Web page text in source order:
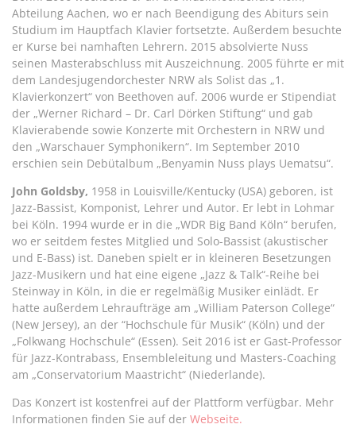
Abteilung Aachen, wo er nach Beendigung des Abiturs sein
Studium im Hauptfach Klavier fortsetzte. Außerdem besuchte
er Kurse bei namhaften Lehrern. 2015 absolvierte Nuss
seinen Masterabschluss mit Auszeichnung. 2005 führte er mit
dem Landesjugendorchester NRW als Solist das „1.
Klavierkonzert“ von Beethoven auf. 2006 wurde er Stipendiat
der „Werner Richard – Dr. Carl Dörken Stiftung“ und gab
Klavierabende sowie Konzerte mit Orchestern in NRW und
den „Warschauer Symphonikern“. Im September 2010
erschien sein Debütalbum „Benyamin Nuss plays Uematsu“.
John Goldsby, 1958 in Louisville/Kentucky (USA) geboren, ist
Jazz-Bassist, Komponist, Lehrer und Autor. Er lebt in Lohmar
bei Köln. 1994 wurde er in die „WDR Big Band Köln“ berufen,
wo er seitdem festes Mitglied und Solo-Bassist (akustischer
und E-Bass) ist. Daneben spielt er in kleineren Besetzungen
Jazz-Musikern und hat eine eigene „Jazz & Talk“-Reihe bei
Steinway in Köln, in die er regelmäßig Musiker einlädt. Er
hatte außerdem Lehraufträge am „William Paterson College“
(New Jersey), an der “Hochschule für Musik“ (Köln) und der
„Folkwang Hochschule“ (Essen). Seit 2016 ist er Gast-Professor
für Jazz-Kontrabass, Ensembleleitung und Masters-Coaching
am „Conservatorium Maastricht“ (Niederlande).
Das Konzert ist kostenfrei auf der Plattform verfügbar. Mehr
Informationen finden Sie auf der Webseite.